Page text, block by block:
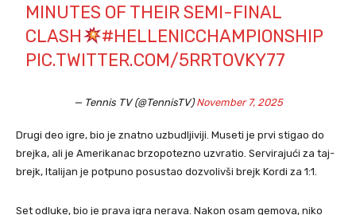
MINUTES OF THEIR SEMI-FINAL
CLASH
#HELLENICCHAMPIONSHIP
PIC.TWITTER.COM/5RRTOVKY77
— Tennis TV (@TennisTV)November 7, 2025
Drugi deo igre, bio je znatno uzbudljiviji. Museti je prvi stigao do
brejka, ali je Amerikanac brzopotezno uzvratio. Servirajući za taj-
brejk, Italijan je potpuno posustao dozvolivši brejk Kordi za 1:1.
Set odluke, bio je prava igra nerava. Nakon osam gemova, niko